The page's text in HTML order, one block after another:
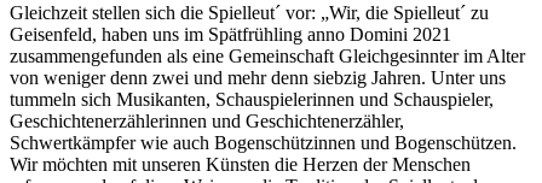
Gleichzeit stellen sich die Spielleut´ vor: „Wir, die Spielleut´ zu
Geisenfeld, haben uns im Spätfrühling anno Domini 2021
zusammengefunden als eine Gemeinschaft Gleichgesinnter im Alter
von weniger denn zwei und mehr denn siebzig Jahren. Unter uns
tummeln sich Musikanten, Schauspielerinnen und Schauspieler,
Geschichtenerzählerinnen und Geschichtenerzähler,
Schwertkämpfer wie auch Bogenschützinnen und Bogenschützen.
Wir möchten mit unseren Künsten die Herzen der Menschen